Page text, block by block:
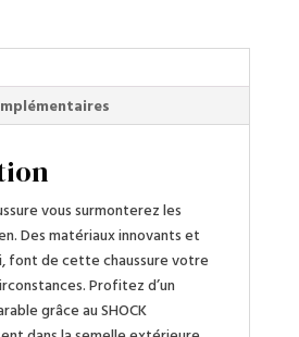
vous surmonterez les
Des matériaux innovants et
font de cette chaussure votre
Profitez d’un
grâce au SHOCK